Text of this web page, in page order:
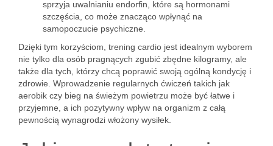
sprzyja uwalnianiu endorfin, które są hormonami
szczęścia, co może znacząco wpłynąć na
samopoczucie psychiczne.
Dzięki tym korzyściom, trening cardio jest idealnym wyborem
nie tylko dla osób pragnących zgubić zbędne kilogramy, ale
także dla tych, którzy chcą poprawić swoją ogólną kondycję i
zdrowie. Wprowadzenie regularnych ćwiczeń takich jak
aerobik czy bieg na świeżym powietrzu może być łatwe i
przyjemne, a ich pozytywny wpływ na organizm z całą
pewnością wynagrodzi włożony wysiłek.